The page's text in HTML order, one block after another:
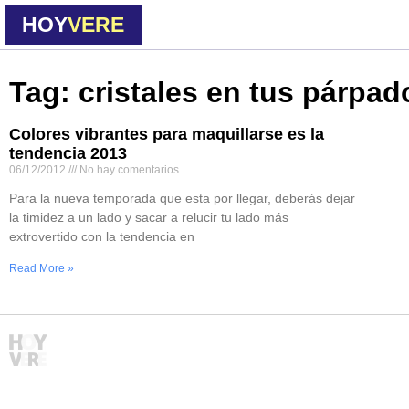
HOYVERE
Tag: cristales en tus
Colores vibrantes para maquillarse es la
tendencia 2013
06/12/2012 No hay comentarios
Para la nueva temporada que esta por llegar, deberás dejar
la timidez a un lado y sacar a relucir tu lado más
extrovertido con la tendencia en
Read More »